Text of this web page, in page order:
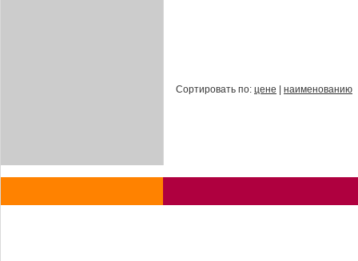
Сортировать по: цене наименованию